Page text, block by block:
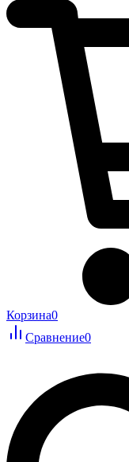
Корзина0
Сравнение0